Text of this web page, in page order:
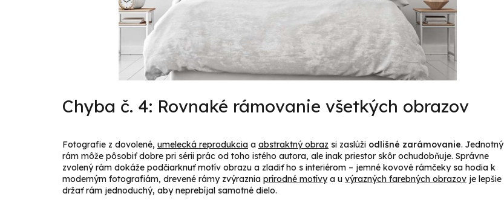
Chyba č. 4: Rovnaké rámovanie všetkých obrazov
Fotografie z dovolené, umelecká reprodukcia a abstraktný obraz si zaslúži odlišné zarámovanie. Jednotný
rám môže pôsobiť dobre pri sérii prác od toho istého autora, ale inak priestor skôr ochudobňuje. Správne
zvolený rám dokáže podčiarknuť motív obrazu a zladiť ho s interiérom – jemné kovové rámčeky sa hodia k
moderným fotografiám, drevené rámy zvýraznia prírodné motívya u výrazných farebných obrazov je lepšie
držať rám jednoduchý, aby neprebíjal samotné dielo.